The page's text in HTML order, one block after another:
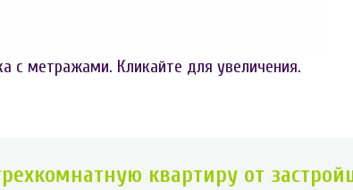
с метражами. Кликайте для увеличения.
квартиру от